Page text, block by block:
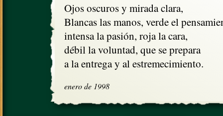
Ojos oscuros y mirada clara,
Blancas las manos, verde el
intensa la pasión, roja la cara,
débil la voluntad, que se prepara
a la entrega y al estremecimiento.
enero de 1998